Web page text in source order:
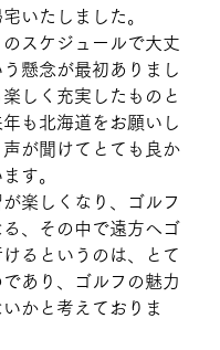
いたしました。
スケジュールで大丈
懸念が最初ありまし
しく充実したものと
も北海道をお願いし
声が聞けてとても良か
す。
楽しくなり、ゴルフ
、その中で遠方へゴ
るというのは、とて
あり、ゴルフの魅力
かと考えておりま